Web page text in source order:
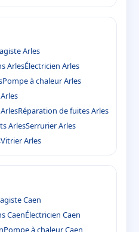
Arles
ArlesÉlectricien Arles
Pompe à chaleur Arles
Réparation de fuites Arles
ArlesSerrurier Arles
Vitrier Arles
Caen
CaenÉlectricien Caen
Pompe à chaleur Caen